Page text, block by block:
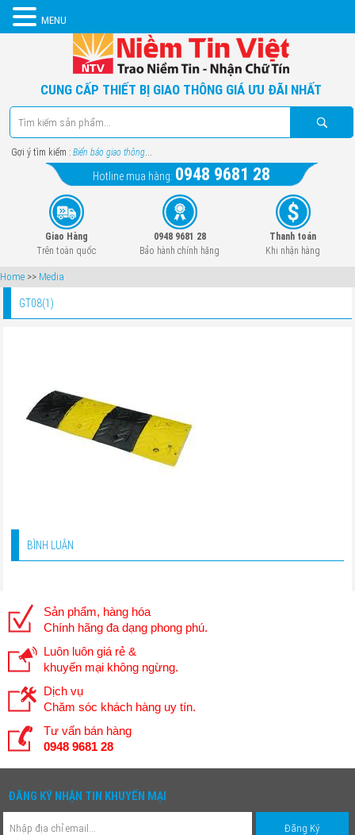
CUNG CẤP THIẾT BỊ GIAO THÔNG GIÁ ƯU ĐÃI NHẤT
Gợi ý tìm kiếm : Biển báo giao thông...
Hotline mua hàng: 0948 9681 28
Giao Hàng
Trên toàn quốc
0948 9681 28
Bảo hành chính hãng
Thanh toán
Khi nhận hàng
Home >> Media
GT08(1)
BÌNH LUẬN
Sản phẩm, hàng hóa
Chính hãng đa dạng phong phú.
Luôn luôn giá rẻ &
khuyến mại không ngừng.
Dịch vụ
Chăm sóc khách hàng uy tín.
Tư vấn bán hàng
0948 9681 28
ĐĂNG KÝ NHẬN TIN KHUYẾN MẠI
MENU